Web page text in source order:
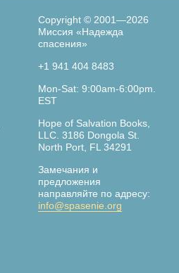
Copyright © 2001—2026
Миссия «Надежда
спасения»
+1 941 404 8483
Mon-Sat: 9:00am-6:00pm.
EST
Hope of Salvation Books,
LLC. 3186 Dongola St.
North Port, FL 34291
Замечания и
предложения
направляйте по адресу:
info@spasenie.org